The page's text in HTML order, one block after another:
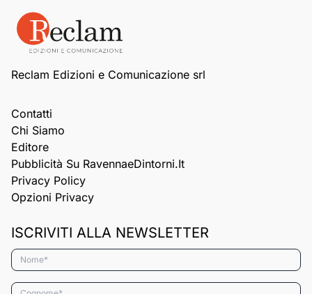
Reclam Edizioni e Comunicazione srl
Contatti
Chi Siamo
Editore
Pubblicità Su RavennaeDintorni.it
Privacy Policy
Opzioni Privacy
ISCRIVITI ALLA NEWSLETTER
Nome*
Cognome*